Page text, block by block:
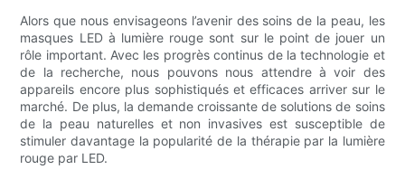
Alors que nous envisageons l’avenir des soins de la peau, les
masques LED à lumière rouge sont sur le point de jouer un
rôle important. Avec les progrès continus de la technologie et
de la recherche, nous pouvons nous attendre à voir des
appareils encore plus sophistiqués et efficaces arriver sur le
marché. De plus, la demande croissante de solutions de soins
de la peau naturelles et non invasives est susceptible de
stimuler davantage la popularité de la thérapie par la lumière
rouge par LED.